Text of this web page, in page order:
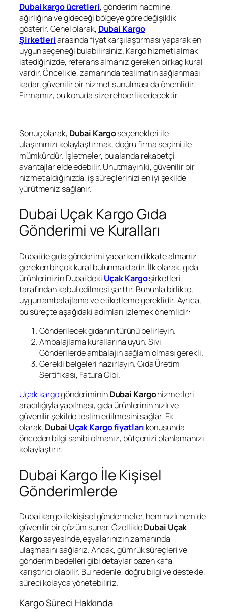
Dubai kargo ücretleri, gönderim hacmine,
ağırlığına ve gideceği bölgeye göre değişiklik
gösterir. Genel olarak, Dubai Kargo
Şirketleriarasında fiyat karşılaştırması yaparak en
uygun seçeneği bulabilirsiniz. Kargo hizmeti almak
istediğinizde, referans almanız gereken birkaç kural
vardır. Öncelikle, zamanında teslimatın sağlanması
kadar, güvenilir bir hizmet sunulması da önemlidir.
Firmamız, bu konuda size rehberlik edecektir.
Sonuç olarak, Dubai Kargoseçenekleri ile
ulaşımınızı kolaylaştırmak, doğru firma seçimi ile
mümkündür. İşletmeler, bu alanda rekabetçi
avantajlar elde edebilir. Unutmayın ki, güvenilir bir
hizmet aldığınızda, iş süreçlerinizi en iyi şekilde
yürütmeniz sağlanır.
Dubai Uçak Kargo Gıda
Gönderimi ve Kuralları
Dubai’de gıda gönderimi yaparken dikkate almanız
gereken birçok kural bulunmaktadır. İlk olarak, gıda
ürünlerinizin Dubai’deki Uçak Kargoşirketleri
tarafından kabul edilmesi şarttır. Bununla birlikte,
uygun ambalajlama ve etiketleme gereklidir. Ayrıca,
bu süreçte aşağıdaki adımları izlemek önemlidir:
Gönderilecek gıdanın türünü belirleyin.
Ambalajlama kurallarına uyun. Sıvı
Gönderilerde ambalajın sağlam olması gerekli.
Gerekli belgeleri hazırlayın. Gıda Üretim
Sertifikası, Fatura Gibi.
Uçak kargogönderimininDubai Kargohizmetleri
aracılığıyla yapılması, gıda ürünlerinin hızlı ve
güvenilir şekilde teslim edilmesini sağlar. Ek
olarak, Dubai Uçak Kargo fiyatları konusunda
önceden bilgi sahibi olmanız, bütçenizi planlamanızı
kolaylaştırır.
Dubai Kargo İle Kişisel
Gönderimlerde
Dubai kargo ile kişisel göndermeler, hem hızlı hem de
güvenilir bir çözüm sunar. ÖzellikleDubai Uçak
Kargosayesinde, eşyalarınızın zamanında
ulaşmasını sağlarız. Ancak, gümrük süreçleri ve
gönderim bedelleri gibi detaylar bazen kafa
karıştırıcı olabilir. Bu nedenle, doğru bilgi ve destekle,
süreci kolayca yönetebiliriz.
Kargo Süreci Hakkında